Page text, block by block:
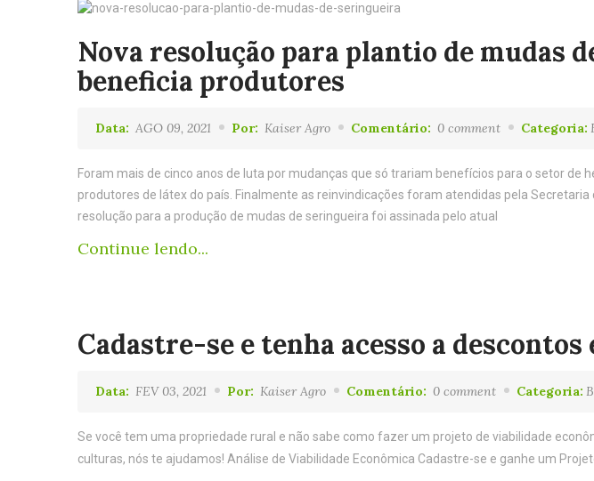
Nova resolução para plantio de mudas
beneficia produtores
Data: AGO 09, 2021 Por: Kaiser Agro Comentário: 0 comment Categoria:
Foram mais de cinco anos de luta por mudanças que só trariam benefícios para o setor de
produtores de látex do país. Finalmente as reinvindicações foram atendidas pela
resolução para a produção de mudas de seringueira foi assinada pelo atual
Continue lendo...
Cadastre-se e tenha acesso a descontos
Data: FEV 03, 2021 Por: Kaiser Agro Comentário: 0 comment Categoria:
Se você tem uma propriedade rural e não sabe como fazer um projeto de viabilidade
culturas, nós te ajudamos! Análise de Viabilidade Econômica Cadastre-se e ganhe um